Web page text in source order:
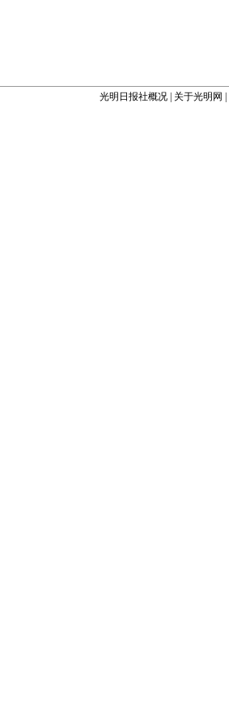
光明日报社概况 关于光明网